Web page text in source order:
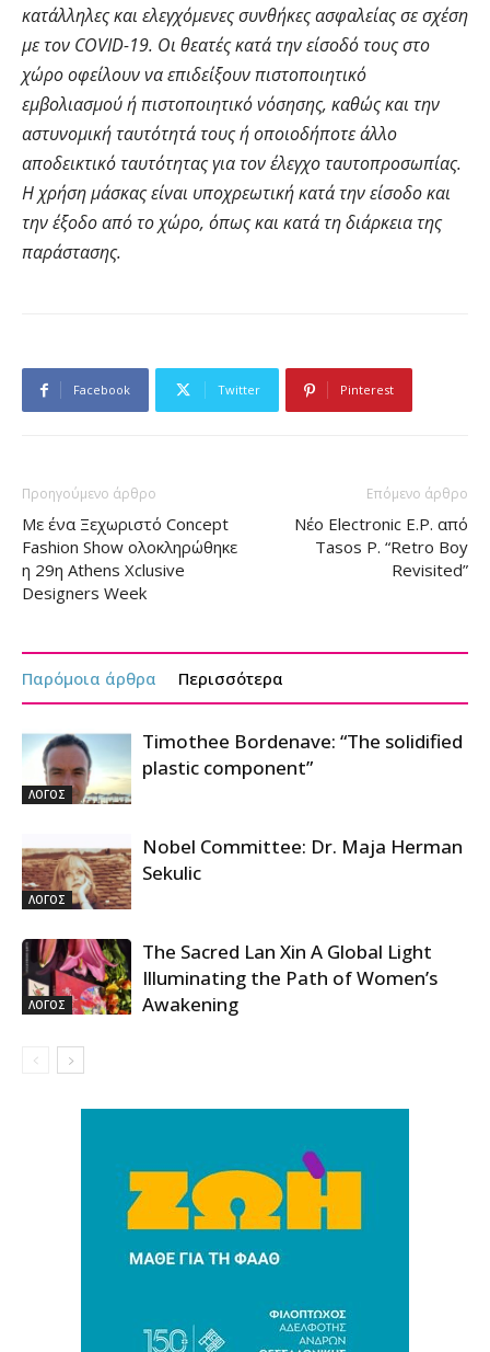
κατάλληλες και ελεγχόμενες συνθήκες ασφαλείας σε σχέση
με τον COVID-19. Οι θεατές κατά την είσοδό τους στο
χώρο οφείλουν να επιδείξουν πιστοποιητικό
εμβολιασμού ή πιστοποιητικό νόσησης, καθώς και την
αστυνομική ταυτότητά τους ή οποιοδήποτε άλλο
αποδεικτικό ταυτότητας για τον έλεγχο ταυτοπροσωπίας.
Η χρήση μάσκας είναι υποχρεωτική κατά την είσοδο και
την έξοδο από το χώρο, όπως και κατά τη διάρκεια της
παράστασης.
Facebook Twitter Pinterest
Προηγούμενο άρθρο
Με ένα Ξεχωριστό Concept
Fashion Show ολοκληρώθηκε
η 29η Athens Xclusive
Designers Week
Επόμενο άρθρο
Νέο Electronic E.P. από
Tasos P. “Retro Boy
Revisited”
Παρόμοια άρθρα Περισσότερα
ΛΟΓΟΣ
Timothee Bordenave: “The solidified
plastic component”
ΛΟΓΟΣ
Nobel Committee: Dr. Maja Herman
Sekulic
ΛΟΓΟΣ
The Sacred Lan Xin A Global Light
Illuminating the Path of Women’s
Awakening